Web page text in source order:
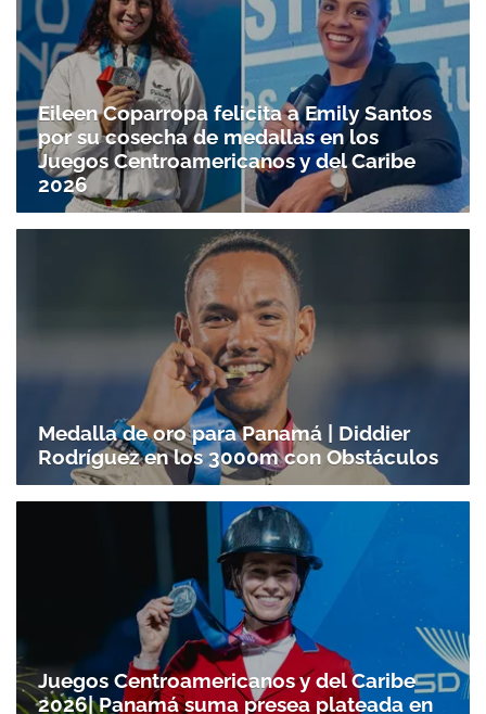
Eileen Coparropa felicita a Emily Santos
por su cosecha de medallas en los
Juegos Centroamericanos y del Caribe
2026
Medalla de oro para Panamá | Diddier
Rodríguez en los 3000m con Obstáculos
Juegos Centroamericanos y del Caribe
2026| Panamá suma presea plateada en